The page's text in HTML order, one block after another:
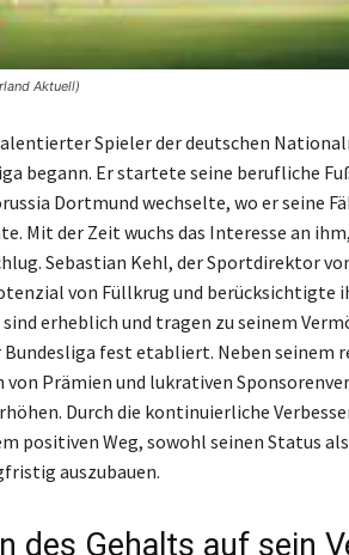
Aktuell)
Spieler der deutschen
begann. Er startete seine berufliche
Dortmund wechselte, wo er seine
Mit der Zeit wuchs das Interesse an
Sebastian Kehl, der Sportdirektor
von Füllkrug und berücksichtigte
erheblich und tragen zu seinem
fest etabliert. Neben seinem
Prämien und lukrativen
Durch die kontinuierliche
positiven Weg, sowohl seinen Status
auszubauen.
des Gehalts auf sein